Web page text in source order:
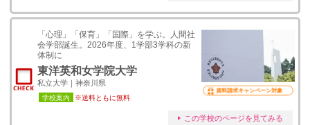
「心理」「保育」「国際」を学ぶ。人間社
会学部誕生。2026年度、1学部3学科の新
体制に
東洋英和女学院大学
私立大学｜神奈川県
学校案内 ※送料ともに無料
資料請求キャンペーン対象
この学校のページを見てみる